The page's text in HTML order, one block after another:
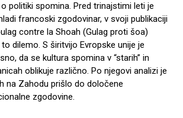
politiki spomina. Pred trinajstimi leti je
francoski zgodovinar, v svoji publikaciji
contre la Shoah (Gulag proti šoa)
dilemo. S širitvijo Evropske unije je
da se kultura spomina v “starih” in
oblikuje različno. Po njegovi analizi je
na Zahodu prišlo do določene
zgodovine.